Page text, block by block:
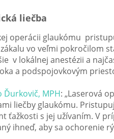
liečba
operácii glaukómu
vo veľmi pokročilom
v lokálnej anestézii a
a podspojovkovým
Ďurkovič, MPH: „Laserová
liečby glaukómu.
ťažkosti s jej užívaním. V
ihneď, aby sa ochorenie